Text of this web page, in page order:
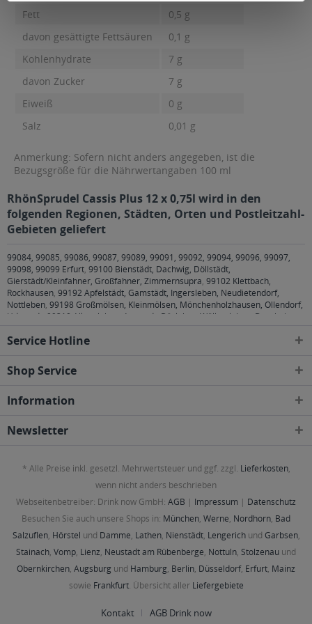
Fett
0,5 g
davon gesättigte Fettsäuren
0,1 g
Kohlenhydrate
7 g
davon Zucker
7 g
Eiweiß
0 g
Salz
0,01 g
Anmerkung: Sofern nicht anders angegeben, ist die
Bezugsgröße für die Nährwertangaben 100 ml
RhönSprudel Cassis Plus 12 x 0,75l wird in den
folgenden Regionen, Städten, Orten und Postleitzahl-
Gebieten geliefert
99084, 99085, 99086, 99087, 99089, 99091, 99092, 99094, 99096, 99097,
99098, 99099 Erfurt, 99100 Bienstädt, Dachwig, Döllstädt,
Gierstädt/Kleinfahner, Großfahner, Zimmernsupra, 99102 Klettbach,
Rockhausen, 99192 Apfelstädt, Gamstädt, Ingersleben, Neudietendorf,
Nottleben, 99198 Großmölsen, Kleinmölsen, Mönchenholzhausen, Ollendorf,
Udestedt
99310 Alkersleben, Arnstadt, Bösleben-Wüllersleben, Dornheim,
99334 Elleben, Elxleben, Ichtershausen, Kirchheim
Niederzimmern, Nohra, Ottstedt am Berge, Utzberg
Frankendorf, Großschwabhausen, Hammerstedt, Hohlstedt, Kiliansroda,
Umpferstedt,99867 Gotha
99869 Ballstädt, Brüheim, Bufleben, Ebenheim,
Remstädt, Schwabhaus
Kleinwelsbach, Mülverstedt, Neunheilingen, Schönstedt, Sundhausen,
Service Hotline
Shop Service
Information
Newsletter
* Alle Preise inkl. gesetzl. Mehrwertsteuer und ggf. zzgl. Lieferkosten,
wenn nicht anders beschrieben
Webseitenbetreiber: Drink now GmbH: AGB | Impressum | Datenschutz
Besuchen Sie auch unsere Shops in: München, Werne, Nordhorn, Bad
Salzuflen, Hörstel und Damme, Lathen, Nienstädt, Lengerichund Garbsen,
Stainach, Vomp, Lienz, Neustadt am Rübenberge, Nottuln, Stolzenau und
Obernkirchen, Augsburg und Hamburg, Berlin, Düsseldorf, Erfurt, Mainz
sowie Frankfurt. Übersicht aller Liefergebiete
Kontakt AGB Drink now